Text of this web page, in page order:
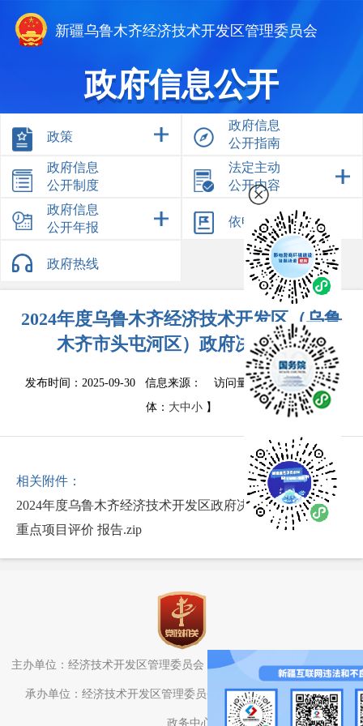
新疆乌鲁木齐经济技术开发区管理委员会
政府信息公开
政策
政府信息
公开指南
政府信息
公开制度
法定主动
公开内容
政府信息
公开年报
依申请公开
政府热线
2024年度乌鲁木齐经济技术开发区（乌鲁
木齐市头屯河区）政府决算公开
发布时间：2025-09-30 信息来源： 访问量：2123次
【字
体： 大中小 】
相关附件：
2024年度乌鲁木齐经济技术开发区政府决算公开.pdf
重点项目评价 报告.zip
主办单位：经济技术开发区管理委员会（头屯河区人民政府）办公室
承办单位：经济技术开发区管理委员会（头屯河区人民政府）电子
政务中心